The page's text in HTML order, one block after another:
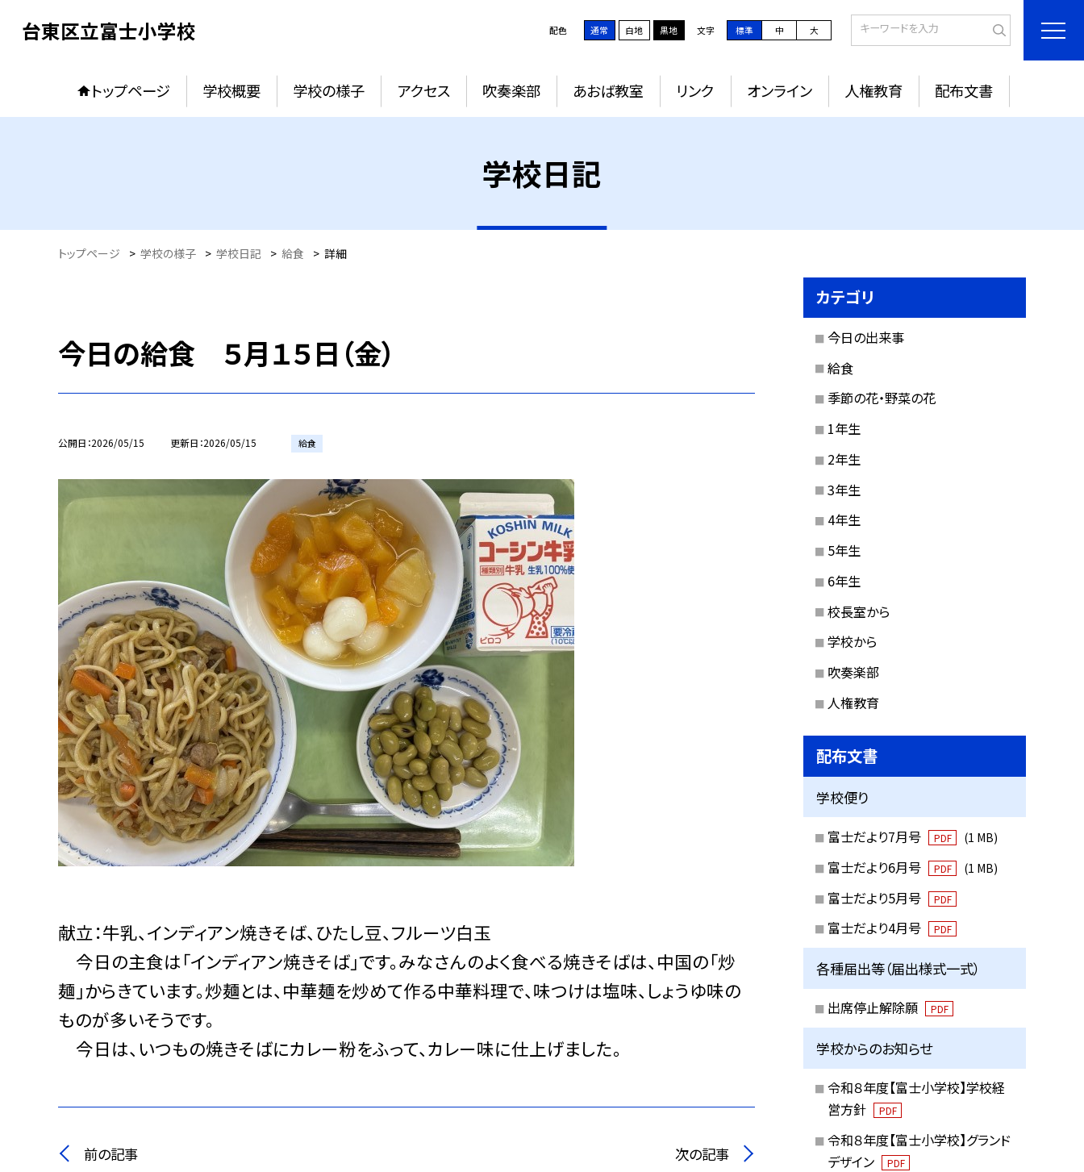
台東区立富士小学校 配色 通常 白地 黒地 文字 標準 中 大
トップページ 学校概要 学校の様子 アクセス 吹奏楽部 あおば教室 リンク オンライン 人権教育 配布文書
学校日記
トップページ > 学校の様子 > 学校日記 > 給食 > 詳細
今日の給食 ５月１５日（金）
公開日 2026/05/15 更新日 2026/05/15 給食
献立：牛乳、インディアン焼きそば、ひたし豆、フルーツ白玉
今日の主食は「インディアン焼きそば」です。みなさんのよく食べる焼きそばは、中国の「炒
麺」からきています。炒麺とは、中華麺を炒めて作る中華料理で、味つけは塩味、しょうゆ味の
ものが多いそうです。
今日は、いつもの焼きそばにカレー粉をふって、カレー味に仕上げました。
前の記事 次の記事
カテゴリ
今日の出来事
給食
季節の花・野菜の花
1年生
2年生
3年生
4年生
5年生
6年生
校長室から
学校から
吹奏楽部
人権教育
配布文書
学校便り
富士だより7月号 PDF (1 MB)
富士だより6月号 PDF (1 MB)
富士だより5月号 PDF
富士だより4月号 PDF
各種届出等（届出様式一式）
出席停止解除願 PDF
学校からのお知らせ
令和８年度【富士小学校】学校経
営方針
PDF
令和８年度【富士小学校】グランド
デザイン
PDF